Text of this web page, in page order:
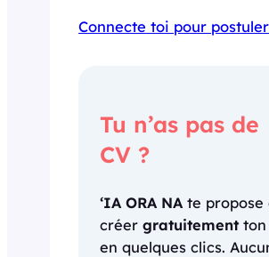
Connecte toi pour postuler
Tu n’as pas de
CV ?
‘IA ORA NA te propose
créer gratuitementton
en quelques clics.